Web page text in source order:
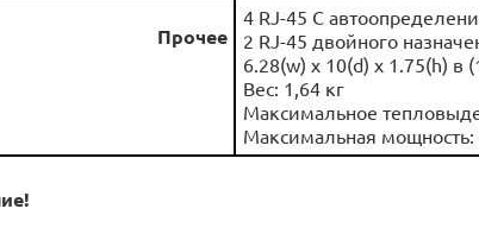
Прочее
4 RJ-45 С
2 RJ-45 двойного
6.28(w) x 10(d) x 1.75(h) в
Вес: 1,64 кг
Максимальное
Максимальная мощность: